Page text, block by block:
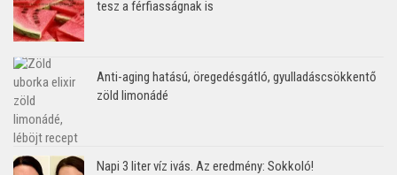
tesz a férfiasságnak is
Anti-aging hatású, öregedésgátló, gyulladáscsökkentő
zöld limonádé
Napi 3 liter víz ivás. Az eredmény: Sokkoló!